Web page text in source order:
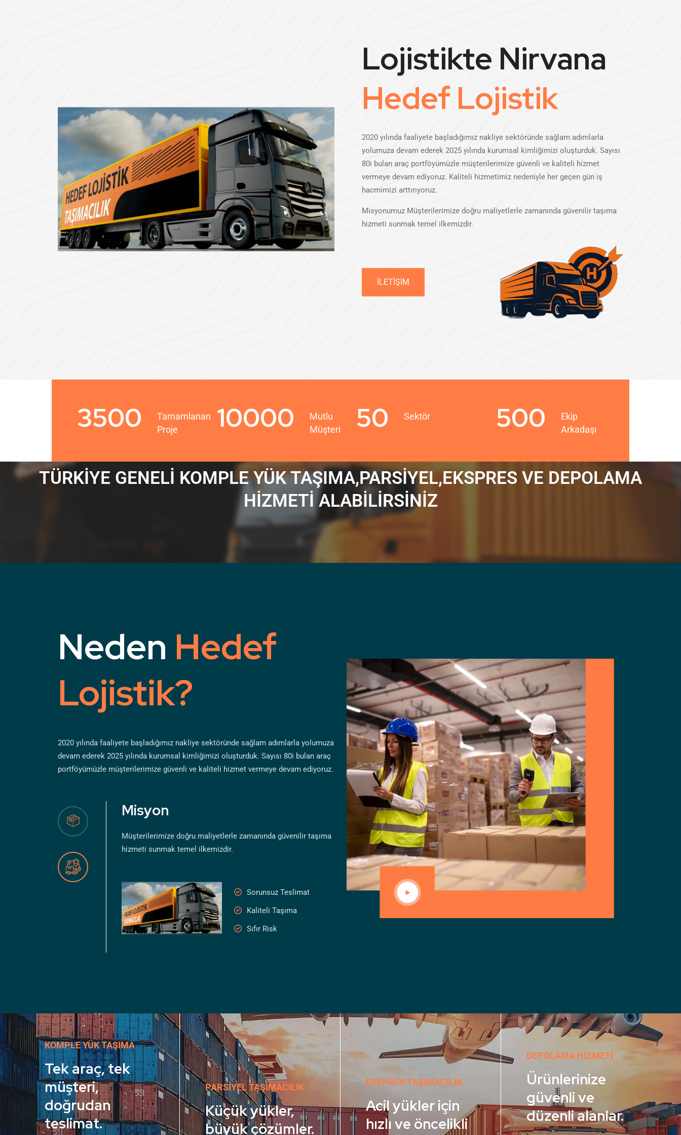
Lojistikte Nirvana
Hedef Lojistik
2020 yılında faaliyete başladığımız nakliye sektöründe sağlam adımlarla
yolumuza devam ederek 2025 yılında kurumsal kimliğimizi oluşturduk. Sayısı
80i bulan araç portföyümüzle müşterilerimize güvenli ve kaliteli hizmet
vermeye devam ediyoruz. Kaliteli hizmetimiz nedeniyle her geçen gün iş
hacmimizi arttırıyoruz.
Misyonumuz Müşterilerimize doğru maliyetlerle zamanında güvenilir taşıma
hizmeti sunmak temel ilkemizdir.
İLETIŞIM
3500
Tamamlanan
Proje
10000
Mutlu
Müşteri
50 Sektör 500
Ekip
Arkadaşı
TÜRKİYE GENELİ KOMPLE YÜK TAŞIMA,PARSİYEL,EKSPRES VE DEPOLAMA
HİZMETİ ALABİLİRSİNİZ
Neden Hedef
Lojistik?
2020 yılında faaliyete başladığımız nakliye sektöründe sağlam adımlarla yolumuza
devam ederek 2025 yılında kurumsal kimliğimizi oluşturduk. Sayısı 80i bulan araç
portföyümüzle müşterilerimize güvenli ve kaliteli hizmet vermeye devam ediyoruz.
Misyon
Müşterilerimize doğru maliyetlerle zamanında güvenilir taşıma
hizmeti sunmak temel ilkemizdir.
Sorunsuz Teslimat
Kaliteli Taşıma
Sıfır Risk
KOMPLE YÜK TAŞIMA
Tek araç, tek
müşteri,
doğrudan
teslimat.
PARSIYEL TAŞIMACILIK
Küçük yükler,
büyük çözümler.
EKSPRES TAŞIMACILIK
Acil yükler için
hızlı ve öncelikli
DEPOLAMA HIZMETI
Ürünlerinize
güvenli ve
düzenli alanlar.